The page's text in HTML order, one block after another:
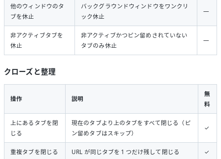
他のウィンドウのタ
ブを休止
バックグラウンドウィンドウをワンクリ
ック休止
—
非アクティブタブを
休止
非アクティブかつピン留めされていない
タブのみ休止
—
クローズと整理
操作 説明
無
料
上にあるタブを閉
じる
現在のタブより上のタブをすべて閉じる（ピ
ン留めタブはスキップ）
✓
重複タブを閉じる URL が同じタブを 1 つだけ残して閉じる ✓